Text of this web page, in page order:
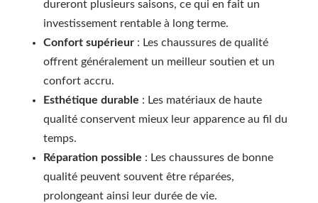
dureront plusieurs saisons, ce qui en fait un
investissement rentable à long terme.
Confort supérieur : Les chaussures de qualité
offrent généralement un meilleur soutien et un
confort accru.
Esthétique durable : Les matériaux de haute
qualité conservent mieux leur apparence au fil du
temps.
Réparation possible : Les chaussures de bonne
qualité peuvent souvent être réparées,
prolongeant ainsi leur durée de vie.